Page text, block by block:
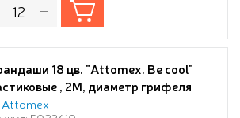
18 цв. "Attomex. Be cool"
, 2М, диаметр грифеля
мм, шестигранные, в картонной
Attomex